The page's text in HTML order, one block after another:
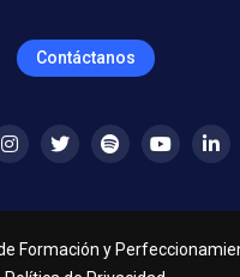
Contáctanos
Formación y